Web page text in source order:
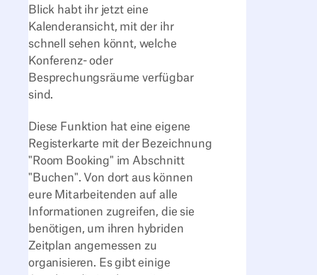
Blick habt ihr jetzt eine
Kalenderansicht, mit der ihr
schnell sehen könnt, welche
Konferenz- oder
Besprechungsräume verfügbar
sind.
Diese Funktion hat eine eigene
Registerkarte mit der Bezeichnung
"Room Booking" im Abschnitt
"Buchen". Von dort aus können
eure Mitarbeitenden auf alle
Informationen zugreifen, die sie
benötigen, um ihren hybriden
Zeitplan angemessen zu
organisieren. Es gibt einige